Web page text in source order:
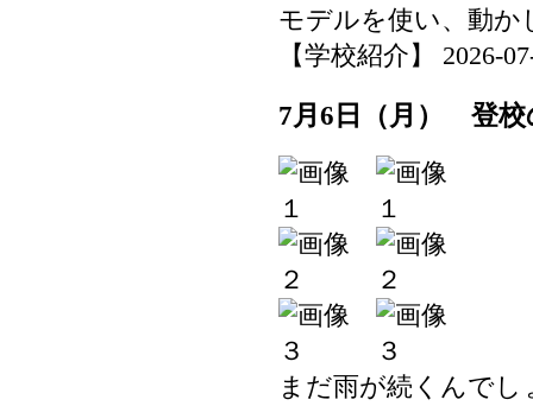
モデルを使い、動
【学校紹介】 2026-
7月6日（月） 登校
まだ雨が続くんで